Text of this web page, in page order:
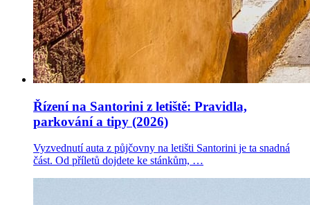
Řízení na Santorini z letiště: Pravidla,
parkování a tipy (2026)
Vyzvednutí auta z půjčovny na letišti Santorini je ta snadná
část. Od příletů dojdete ke stánkům, …